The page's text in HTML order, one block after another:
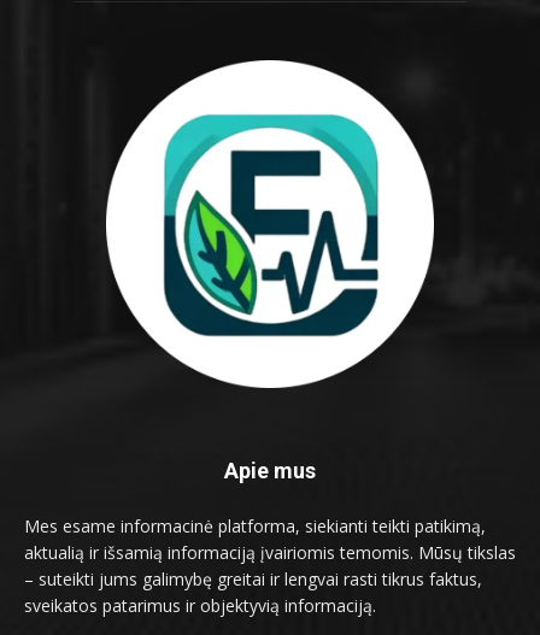
Apie mus
Mes esame informacinė platforma, siekianti teikti patikimą,
aktualią ir išsamią informaciją įvairiomis temomis. Mūsų tikslas
– suteikti jums galimybę greitai ir lengvai rasti tikrus faktus,
sveikatos patarimus ir objektyvią informaciją.